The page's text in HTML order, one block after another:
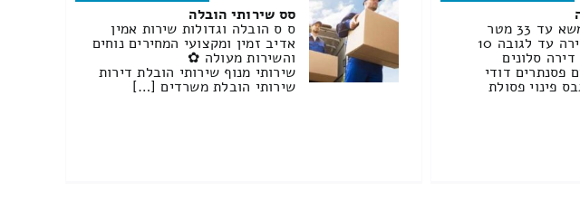
מנוף להמרת משא עד 33 מטר
מרים משא לדירה עד לגובה 10
סלונים
פסנתרים דודי
פינוי פסולת
סס שירותי הובלה
ס ס הובלה וגדולות שירות אמין
אדיב זמין ומקצועי המחירים נוחים
והשירות מעולה ✿
שירותי מנוף שירותי הובלת דירות
שירותי הובלת משרדים […]